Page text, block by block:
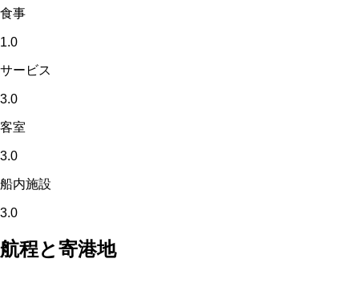
食事
1.0
サービス
3.0
客室
3.0
船内施設
3.0
航程と寄港地